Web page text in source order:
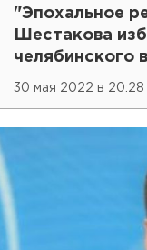
"Эпохальное
Шестакова
челябинского
30 мая 2022 в 20:28